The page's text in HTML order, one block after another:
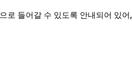
로 들어갈 수 있도록 안내되어 있